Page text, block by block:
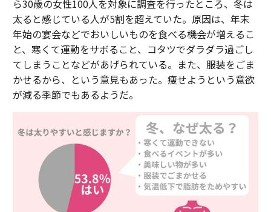
ら30歳の女性100人を対象に調査を行ったところ、冬は
太ると感じている人が5割を超えていた。原因は、年末
年始の宴会などでおいしいものを食べる機会が増えるこ
と、寒くて運動をサボること、コタツでダラダラ過ごし
てしまうことなどがあげられている。また、服装をごま
かせるから、という意見もあった。痩せようという意欲
が減る季節でもあるようだ。